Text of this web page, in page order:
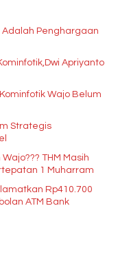
Adalah Penghargaan
Apriyanto
Wajo Belum
Strategis
THM Masih
1 Muharram
Rp410.700
ATM Bank